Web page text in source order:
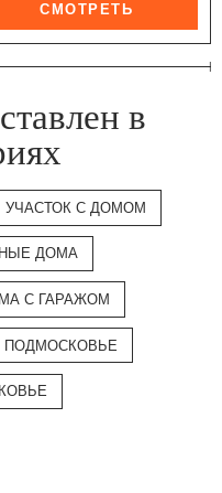
в
УЧАСТОК С ДОМОМ
ДОМА
С ГАРАЖОМ
ПОДМОСКОВЬЕ